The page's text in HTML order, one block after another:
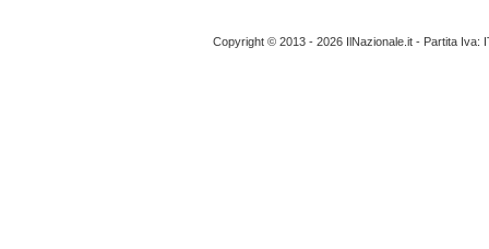
Copyright © 2013 - 2026 IlNazionale.it - Partita Iva: